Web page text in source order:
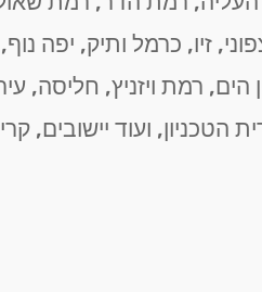
זיו, כרמל ותיק, יפה
הים, רמת ויזניץ,
הטכניון, ועוד יישובים,